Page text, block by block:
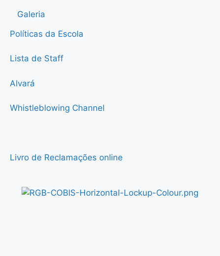
Galeria
Políticas da Escola
Lista de Staff
Alvará
Whistleblowing Channel
Livro de Reclamações online